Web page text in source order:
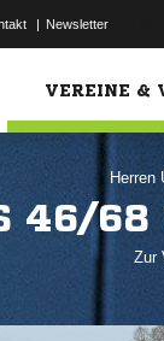
| Newsletter
VEREINE &
Herren
46/68
Zur